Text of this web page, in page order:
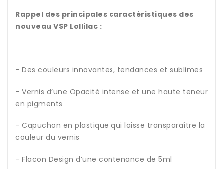
Rappel des principales caractéristiques des
nouveau VSP Lollilac :
- Des couleurs innovantes, tendances et sublimes
- Vernis d’une Opacité intense et une haute teneur
en pigments
- Capuchon en plastique qui laisse transparaître la
couleur du vernis
- Flacon Design d’une contenance de 5ml